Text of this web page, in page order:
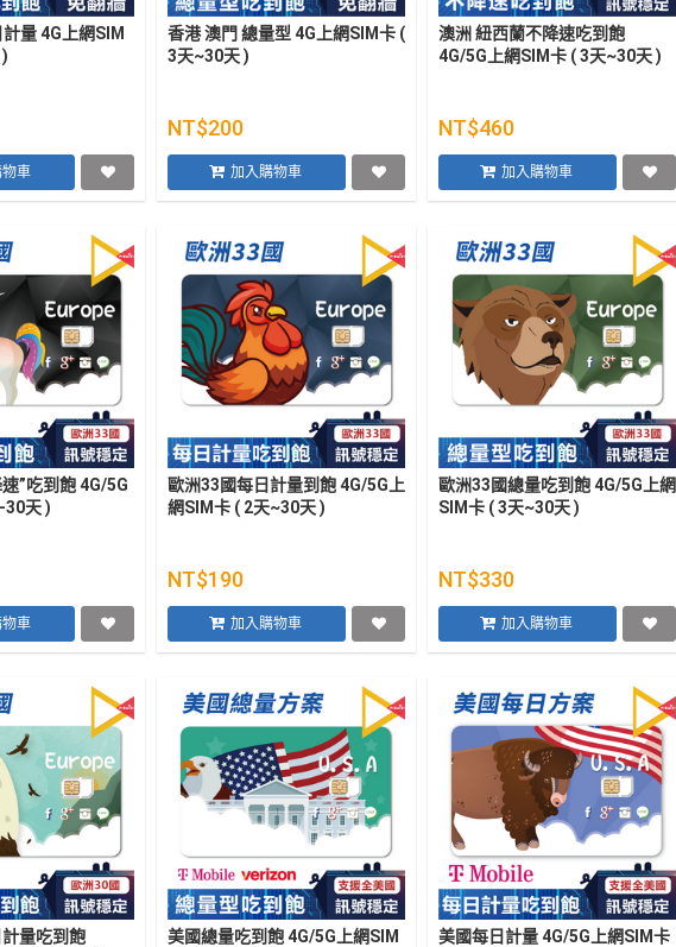
量 4G上網SIM
車
香港 澳門 總量型 4G上網SIM卡 (
3天~30天 )
NT$200
加入購物車
澳洲 紐西蘭不降速吃到飽
4G/5G上網SIM卡 ( 3天~30天 )
NT$460
加入購物車
”吃到飽 4G/5G
30天 )
車
歐洲33國每日計量到飽 4G/5G上
網SIM卡 ( 2天~30天 )
NT$190
加入購物車
歐洲33國總量吃到飽 4G/5G上網
SIM卡 ( 3天~30天 )
NT$330
加入購物車
量吃到飽
美國總量吃到飽 4G/5G上網SIM
美國每日計量 4G/5G上網SIM卡